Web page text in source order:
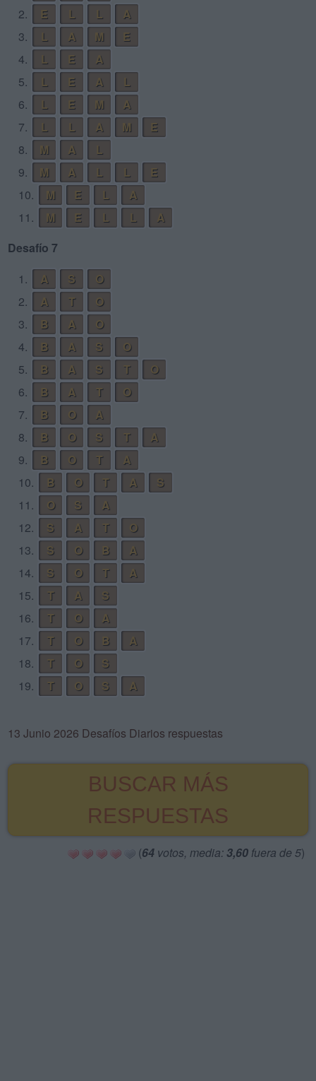
2.
E L L
A
3.
L A M
E
4.
L E
A
5.
L E A
L
6.
L E M
A
7.
L L A M
E
8.
M A
L
9.
M A L L
E
10.
M E L
A
11.
M E L L
A
Desafío 7
1.
A S
O
2.
A T
O
3.
B A
O
4.
B A S
O
5.
B A S T
O
6.
B A T
O
7.
B O
A
8.
B O S T
A
9.
B O T
A
10.
B O T A
S
11.
O S
A
12.
S A T
O
13.
S O B
A
14.
S O T
A
15.
T A
S
16.
T O
A
17.
T O B
A
18.
T O
S
19.
T O S A
13 Junio 2026 Desafíos Diarios respuestas
BUSCAR MÁS
RESPUESTAS
(64 votos, media: 3,60 fuera de 5)